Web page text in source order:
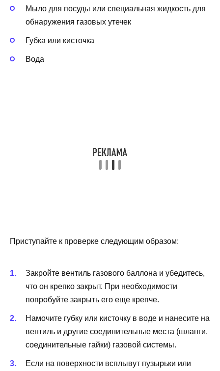
Мыло для посуды или специальная жидкость для
обнаружения газовых утечек
Губка или кисточка
Вода
Приступайте к проверке следующим образом:
Закройте вентиль газового баллона и убедитесь,
что он крепко закрыт. При необходимости
попробуйте закрыть его еще крепче.
Намочите губку или кисточку в воде и нанесите на
вентиль и другие соединительные места (шланги,
соединительные гайки) газовой системы.
Если на поверхности всплывут пузырьки или